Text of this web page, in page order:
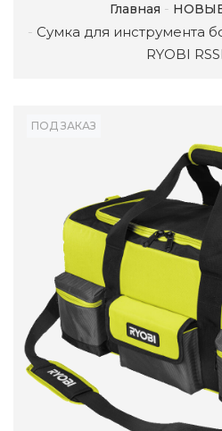
Главная
Сумка для инструмента
RYOBI
ПОД ЗАКАЗ